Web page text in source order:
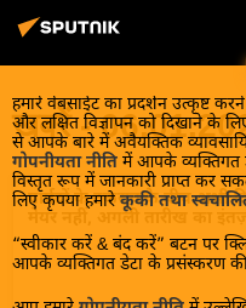
हमारे वेबसाईट का प्रदर्शन उत्कृष्ट
और लक्षित विज्ञापन को दिखाने के
से आपके बारे में अवैयक्तिक
गोपनीयता नीति में आपके व्यक्तिगत
विस्तृत रूप में जानकारी प्राप्त कर
लिए कृपया हमारे कूकी तथा
“स्वीकार करें & बंद करें” बटन पर
आपके व्यक्तिगत डेटा के प्रसंस्करण की
खबरें -
पार्षदों के टकराव के बीच अभी
मेयर नहीं, अगली तारीख का